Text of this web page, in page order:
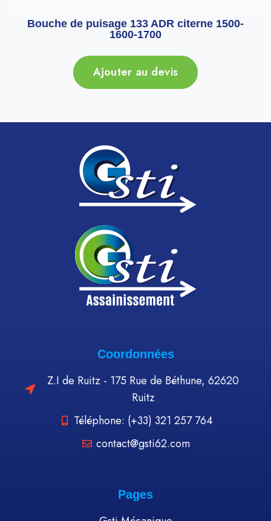
Bouche de puisage 133 ADR citerne 1500-
1600-1700
Ajouter au devis
Coordonnées
Z.I de Ruitz - 175 Rue de Béthune, 62620
Ruitz
Téléphone: (+33) 321 257 764
contact@gsti62.com
Pages